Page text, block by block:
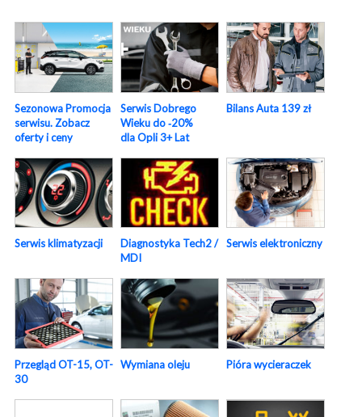
Sezonowa Promocja
serwisu. Zobacz
oferty i ceny
Serwis Dobrego
Wieku do ‑20%
dla Opli 3+ Lat
Bilans Auta 139 zł
Serwis klimatyzacji
Diagnostyka Tech2 /
MDI
Serwis elektroniczny
Przegląd OT-15, OT-
30
Wymiana oleju Pióra wycieraczek